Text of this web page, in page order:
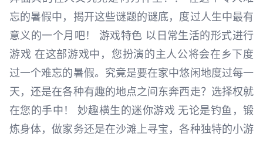
忘的暑假中，揭开这些谜题的谜底，度过人生中最有
意义的一个月吧！ 游戏特色 以日常生活的形式进行
游戏 在这部游戏中，您扮演的主人公将会在乡下度
过一个难忘的暑假。究竟是要在家中悠闲地度过每一
天，还是在各种有趣的地点之间东奔西走？选择权就
在您的手中！ 妙趣横生的迷你游戏 无论是钓鱼，锻
炼身体，做家务还是在沙滩上寻宝，各种独特的小游